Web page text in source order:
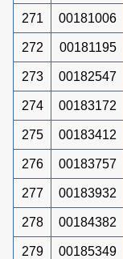
271 00181006
272 00181195
273 00182547
274 00183172
275 00183412
276 00183757
277 00183932
278 00184382
279 00185349